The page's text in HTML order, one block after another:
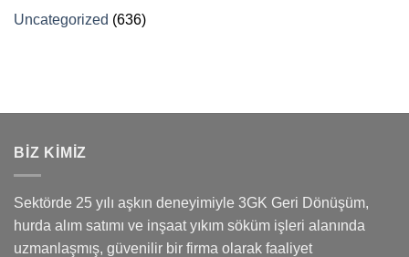
Uncategorized (636)
BİZ KİMİZ
Sektörde 25 yılı aşkın deneyimiyle 3GK Geri Dönüşüm,
hurda alım satımı ve inşaat yıkım söküm işleri alanında
uzmanlaşmış, güvenilir bir firma olarak faaliyet